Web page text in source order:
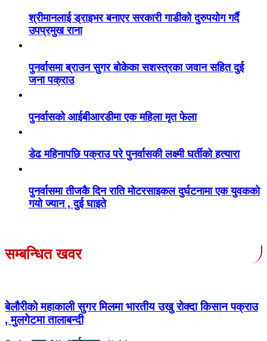
श्रीमानलाई ड्राइभर बनाएर सरकारी गाडीको दुरुपयोग गर्दै
उपप्रमुख राना
पुनर्वासमा ब्राउन सुगर बोकेका सशस्त्रका जवान सहित दुई
जना पक्राउ
पुनर्वासको आईबीआरडीमा एक महिला मृत फेला
डेढ महिनापछि पक्राउ परे पुनर्वासकी लक्ष्मी घर्तीको हत्यारा
पुनर्वासमा तीजकै दिन राति मोटरसाइकल दुर्घटनामा एक युवकको
गयो ज्यान , दुई घाइते
सम्बन्धित खवर
बेलौरीको महाकाली सुगर मिलमा भारतीय उखु रोक्दा किसान पक्राउ
, मुलगेटमा तालाबन्दी